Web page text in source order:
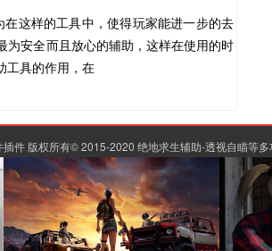
这样的工具中，使得玩家能进一步的去
为安全而且放心的辅助，这样在使用的时
工具的作用，在
插件 版权所有© 2015-2020 绝地求生辅助-透视自瞄等